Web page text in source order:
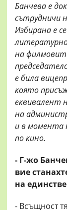
Банчева е
сътрудничи
Избирана е
на
е била
която
еквивалент
на
и в момента
по кино.
- Г-жо
вие
на
- Всъщност